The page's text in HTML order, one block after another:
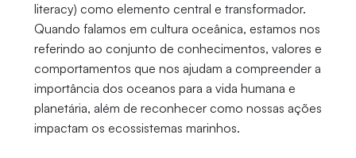
literacy) como elemento central e transformador.
Quando falamos em cultura oceânica, estamos nos
referindo ao conjunto de conhecimentos, valores e
comportamentos que nos ajudam a compreender a
importância dos oceanos para a vida humana e
planetária, além de reconhecer como nossas ações
impactam os ecossistemas marinhos.